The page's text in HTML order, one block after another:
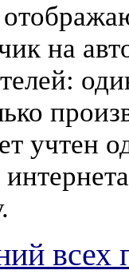
на
учтен
всех